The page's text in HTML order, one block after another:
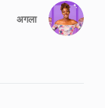
अगला